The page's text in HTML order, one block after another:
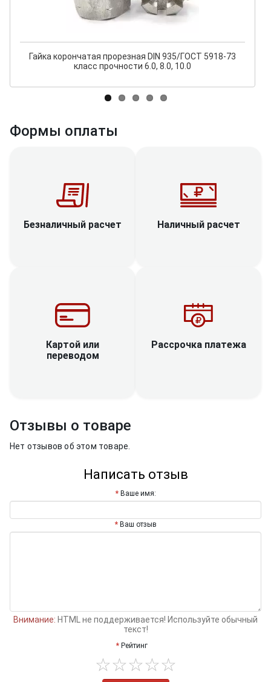
Гайка корончатая прорезная DIN 935/ГОСТ 5918-73
класс прочности 6.0, 8.0, 10.0
Формы оплаты
Безналичный расчет Наличный расчет
Картой или
переводом
Рассрочка платежа
Отзывы о товаре
Нет отзывов об этом товаре.
Написать отзыв
Ваше имя:
Ваш отзыв
Внимание: HTML не поддерживается! Используйте обычный
текст!
Рейтинг